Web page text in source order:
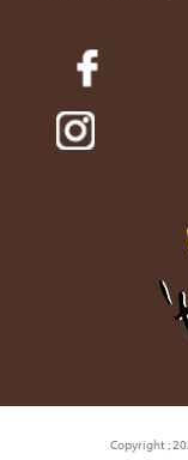
Copyright ;